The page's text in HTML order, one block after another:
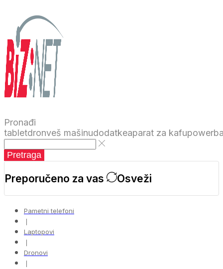
Pronađi
tabletdronveš mašinudodatkeaparat za kafu
Pretraga
Preporučeno za vas Osveži
Pametni telefoni
❘
Laptopovi
❘
Dronovi
❘